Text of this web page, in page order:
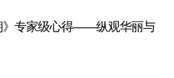
》专家级心得——纵观华丽与